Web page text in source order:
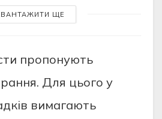
ЩЕ
пропонують
Для цього у
вимагають